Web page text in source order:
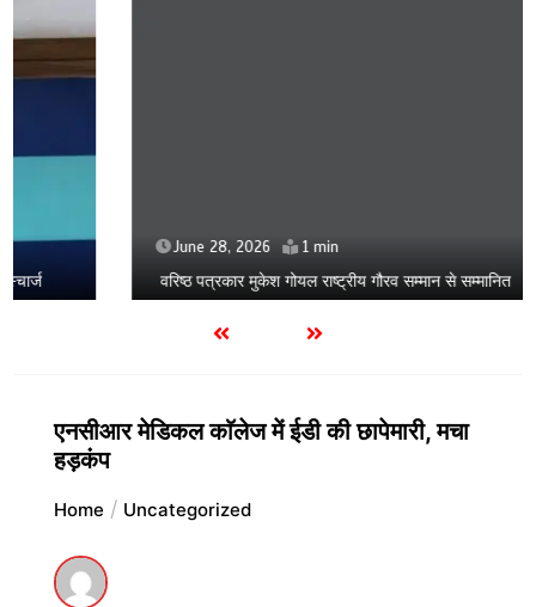
June 28, 2026 1 min
वरिष्ठ पत्रकार मुकेश गोयल राष्ट्रीय गौरव सम्मान से सम्मानित
एनसीआर मेडिकल काॅलेज में ईडी की छापेमारी, मचा
हड़कंप
Home Uncategorized